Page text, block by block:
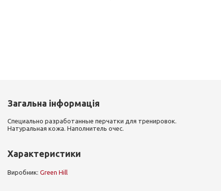
Загальна інформація
Специально разработанные перчатки для тренировок.
Натуральная кожа. Наполнитель очес.
Характеристики
Виробник: Green Hill